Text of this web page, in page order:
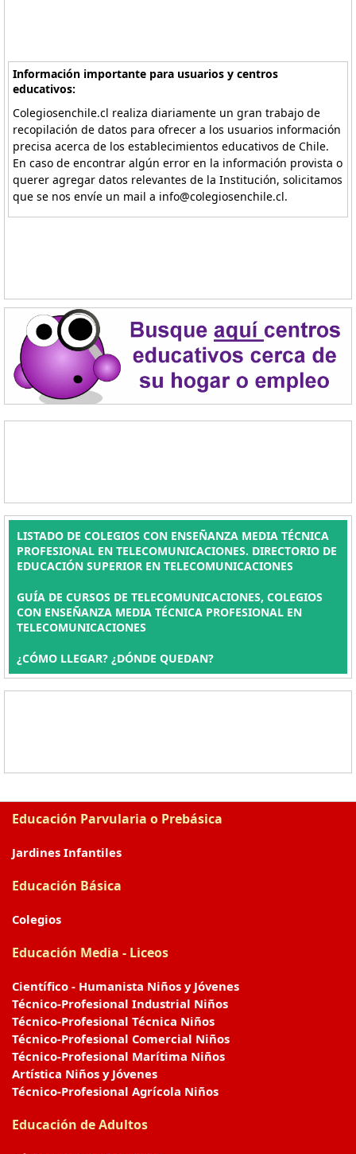
Información importante para usuarios y centros
educativos:
Colegiosenchile.cl realiza diariamente un gran trabajo de
recopilación de datos para ofrecer a los usuarios información
precisa acerca de los establecimientos educativos de Chile.
En caso de encontrar algún error en la información provista o
querer agregar datos relevantes de la Institución, solicitamos
que se nos envíe un mail a info@colegiosenchile.cl.
LISTADO DE COLEGIOS CON ENSEÑANZA MEDIA TÉCNICA
PROFESIONAL EN TELECOMUNICACIONES. DIRECTORIO DE
EDUCACIÓN SUPERIOR EN TELECOMUNICACIONES
GUÍA DE CURSOS DE TELECOMUNICACIONES, COLEGIOS
CON ENSEÑANZA MEDIA TÉCNICA PROFESIONAL EN
TELECOMUNICACIONES
¿CÓMO LLEGAR? ¿DÓNDE QUEDAN?
Educación Parvularia o Prebásica
Jardines Infantiles
Educación Básica
Colegios
Educación Media - Liceos
Científico - Humanista Niños y Jóvenes
Técnico-Profesional Industrial Niños
Técnico-Profesional Técnica Niños
Técnico-Profesional Comercial Niños
Técnico-Profesional Marítima Niños
Artística Niños y Jóvenes
Técnico-Profesional Agrícola Niños
Educación de Adultos